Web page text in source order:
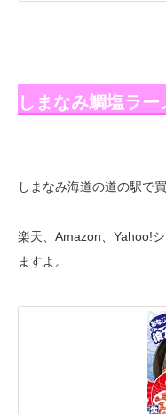
しまなみ鯛塩ラ
しまなみ海道の道の駅で
楽天、Amazon、Yahoo!
ますよ。